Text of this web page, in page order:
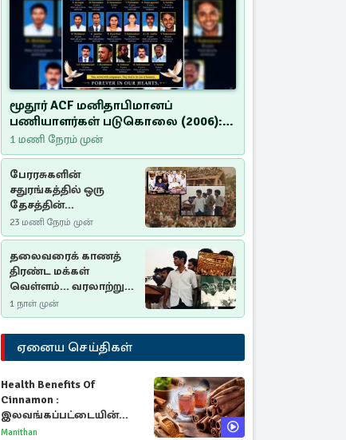
மூதூர் ACF மனிதாபிமானப்
பணியாளர்கள் படுகொலை (2006):
20 ஆண்டுகளாகியும் நீதி
மறுக்கப்பட்ட மனிதாபிமானப்
பேரவலம்
1 மணி நேரம் முன்
பேரரசுகளின்
சதுரங்கத்தில் ஒரு
தேசத்தின்
தீர்க்கதரிசனம் :
சுதுமலை பிரகடனம்
ஒரு வரலாற்றுப் பாடம்
23 மணி நேரம் முன்
தலைவரைக் காணத்
திரண்ட மக்கள்
வெள்ளம்... வரலாற்றுச்
சிறப்புமிக்க சுதுமலைப்
பிரகடனம்…
1 நாள் முன்
ஏனைய செய்திகள்
Health Benefits Of
Cinnamon :
இலவங்கப்பட்டையின்
மருத்துவ குணங்களும்
Manithan